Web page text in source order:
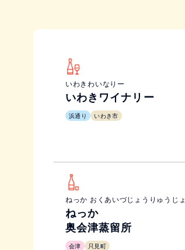
いわきわいなりー
いわきワイナリー
浜通り いわき市
ねっか おくあいづじょうりゅうじょ
ねっか
奥会津蒸留所
会津 只見町